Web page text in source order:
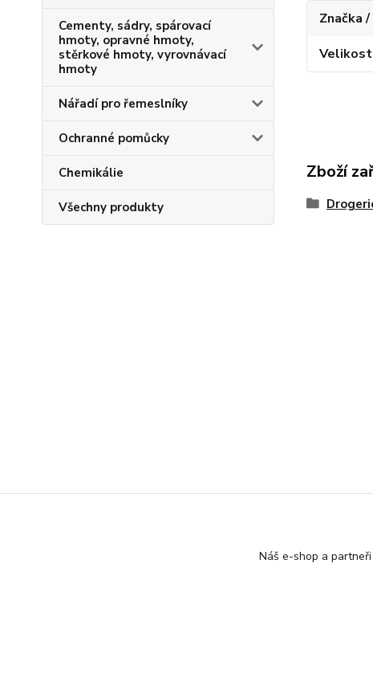
Cementy, sádry, spárovací
hmoty, opravné hmoty,
stěrkové hmoty, vyrovnávací
hmoty
Nářadí pro řemeslníky
Ochranné pomůcky
Chemikálie
Všechny produkty
Značka
Velikost
Zboží
Náš e-shop a